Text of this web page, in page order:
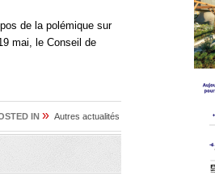
de la polémique sur
mai, le Conseil de
IN » Autres actualités